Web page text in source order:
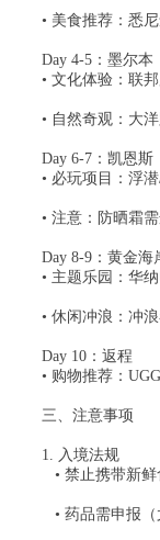
• 美食推荐：悉
Day 4-5：墨尔本
• 文化体验：联
• 自然奇观：大
Day 6-7：凯恩斯
• 必玩项目：浮
• 注意：防晒霜
Day 8-9：黄金海
• 主题乐园：华
• 休闲冲浪：冲浪
Day 10：返程
• 购物推荐：
三、注意事项
1. 入境法规
• 禁止携带新
• 药品需申报（